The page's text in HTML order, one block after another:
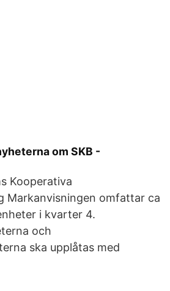
om SKB -
Kooperativa
Markanvisningen omfattar ca
i kvarter 4.
och
ska upplåtas med